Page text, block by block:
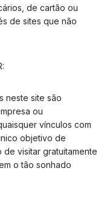
de cartão ou
de sites que não
neste site são
ou
vínculos com
objetivo de
visitar gratuitamente
o tão sonhado